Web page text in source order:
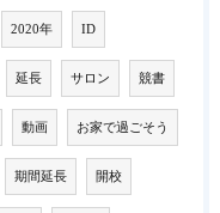
2020年 ID
延長 サロン 競書
動画 お家で過ごそう
期間延長 開校